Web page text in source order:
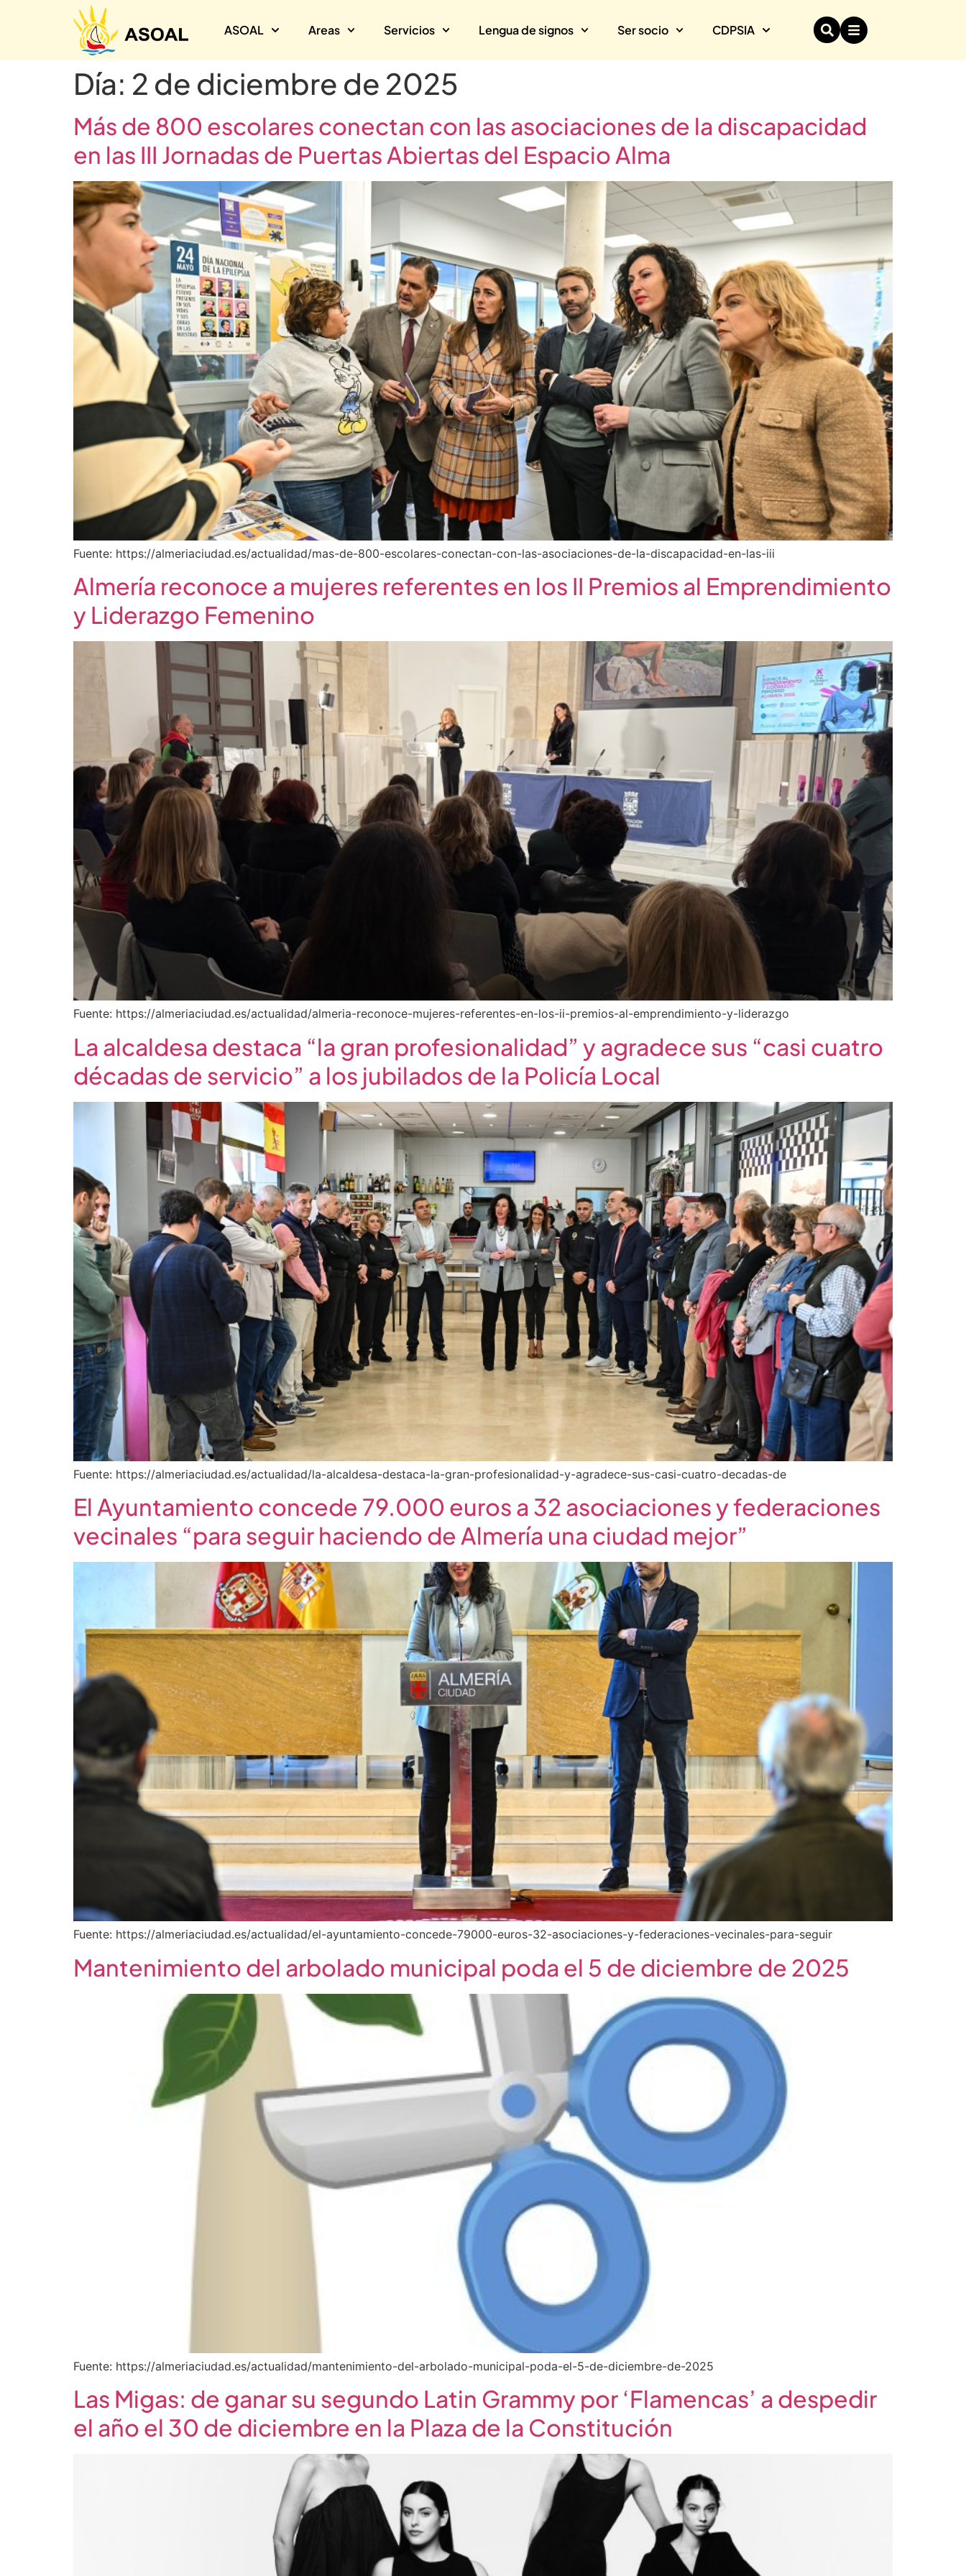
ASOAL Areas Servicios Lengua de signos Ser socio CDPSIA
Día: 2 de diciembre de 2025
Más de 800 escolares conectan con las asociaciones de la discapacidad
en las III Jornadas de Puertas Abiertas del Espacio Alma
Fuente: https://almeriaciudad.es/actualidad/mas-de-800-escolares-conectan-con-las-asociaciones-de-la-discapacidad-en-las-iii
Almería reconoce a mujeres referentes en los II Premios al Emprendimiento
y Liderazgo Femenino
Fuente: https://almeriaciudad.es/actualidad/almeria-reconoce-mujeres-referentes-en-los-ii-premios-al-emprendimiento-y-liderazgo
La alcaldesa destaca “la gran profesionalidad” y agradece sus “casi cuatro
décadas de servicio” a los jubilados de la Policía Local
Fuente: https://almeriaciudad.es/actualidad/la-alcaldesa-destaca-la-gran-profesionalidad-y-agradece-sus-casi-cuatro-decadas-de
El Ayuntamiento concede 79.000 euros a 32 asociaciones y federaciones
vecinales “para seguir haciendo de Almería una ciudad mejor”
Fuente: https://almeriaciudad.es/actualidad/el-ayuntamiento-concede-79000-euros-32-asociaciones-y-federaciones-vecinales-para-seguir
Mantenimiento del arbolado municipal poda el 5 de diciembre de 2025
Fuente: https://almeriaciudad.es/actualidad/mantenimiento-del-arbolado-municipal-poda-el-5-de-diciembre-de-2025
Las Migas: de ganar su segundo Latin Grammy por ‘Flamencas’ a despedir
el año el 30 de diciembre en la Plaza de la Constitución